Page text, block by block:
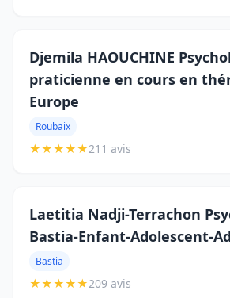
Djemila HAOUCHINE
praticienne en cours en
Europe
Roubaix
★★★★★211 avis
Laetitia Nadji-Terrachon
Bastia-Enfant-Adolescent-
Bastia
★★★★★209 avis